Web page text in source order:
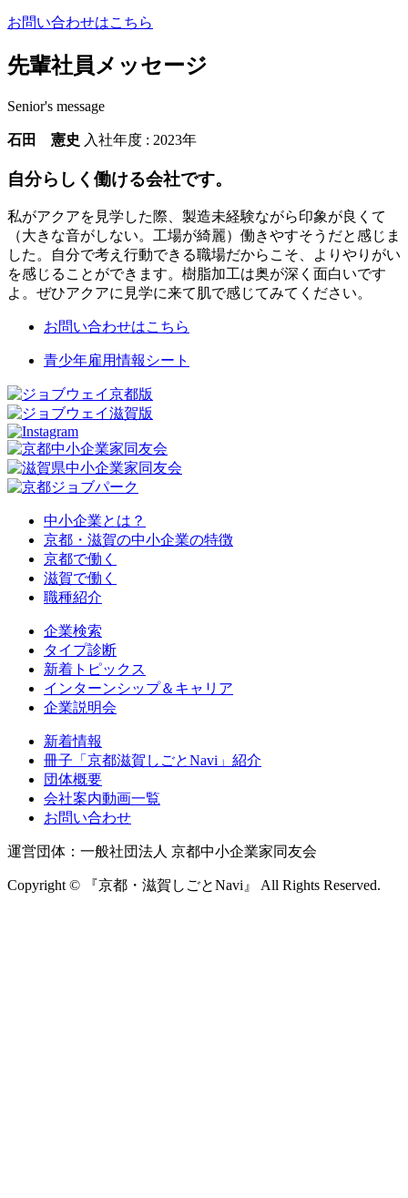
お問い合わせはこちら
先輩社員メッセージ
Senior's message
石田 憲史 入社年度 : 2023年
自分らしく働ける会社です。
私がアクアを見学した際、製造未経験ながら印象が良くて
（大きな音がしない。工場が綺麗）働きやすそうだと感じま
した。自分で考え行動できる職場だからこそ、よりやりがい
を感じることができます。樹脂加工は奥が深く面白いです
よ。ぜひアクアに見学に来て肌で感じてみてください。
お問い合わせはこちら
青少年雇用情報シート
中小企業とは？
京都・滋賀の中小企業の特徴
京都で働く
滋賀で働く
職種紹介
企業検索
タイプ診断
新着トピックス
インターンシップ＆キャリア
企業説明会
新着情報
冊子「京都滋賀しごとNavi」紹介
団体概要
会社案内動画一覧
お問い合わせ
運営団体：一般社団法人 京都中小企業家同友会
Copyright © 『京都・滋賀しごとNavi』 All Rights Reserved.